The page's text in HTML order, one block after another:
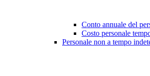
Conto annuale del
Costo personale
Personale non a tempo